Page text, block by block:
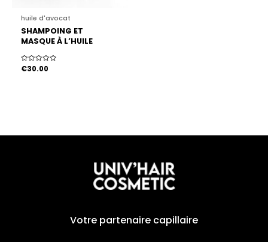
huile d'avocat
SHAMPOING ET
MASQUE À L’HUILE
Note
0
€30.00
Votre partenaire capillaire